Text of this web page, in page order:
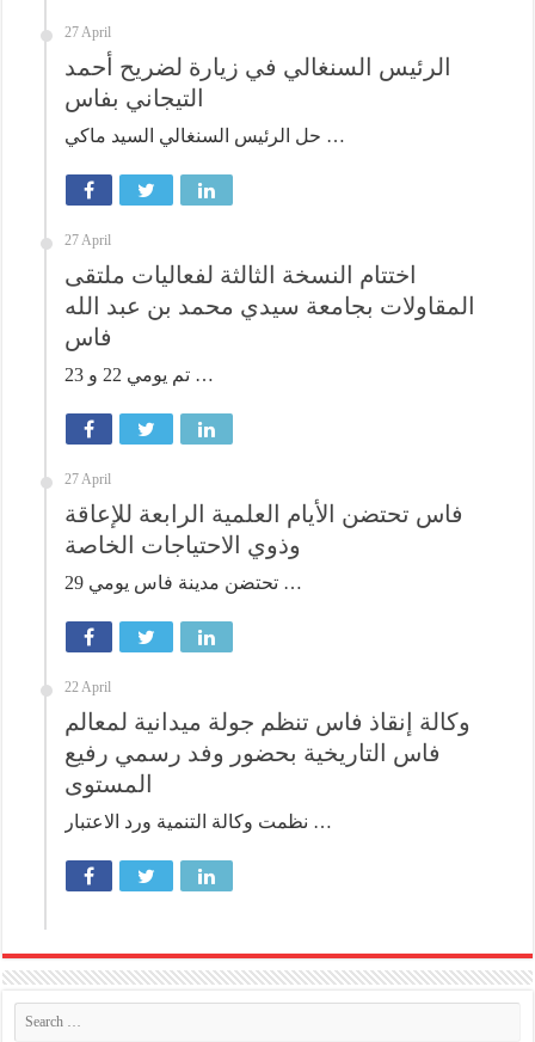
27 April
الرئيس السنغالي في زيارة لضريح أحمد
التيجاني بفاس
حل الرئيس السنغالي السيد ماكي …
27 April
اختتام النسخة الثالثة لفعاليات ملتقى
المقاولات بجامعة سيدي محمد بن عبد الله
فاس
تم يومي 22 و 23 …
27 April
فاس تحتضن الأيام العلمية الرابعة للإعاقة
وذوي الاحتياجات الخاصة
تحتضن مدينة فاس يومي 29 …
22 April
وكالة إنقاذ فاس تنظم جولة ميدانية لمعالم
فاس التاريخية بحضور وفد رسمي رفيع
المستوى
نظمت وكالة التنمية ورد الاعتبار …